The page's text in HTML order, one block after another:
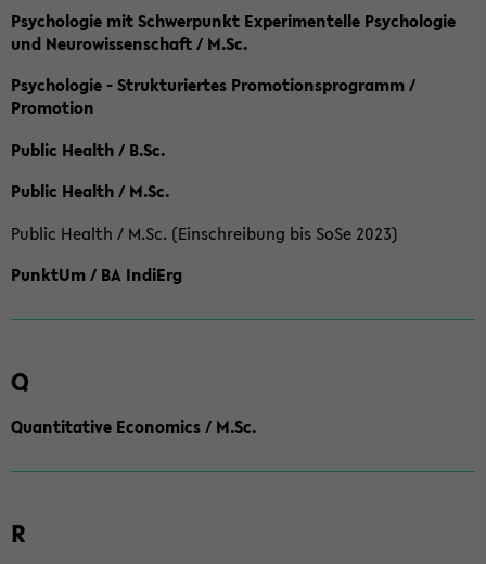
Psychologie mit Schwerpunkt Experimentelle Psychologie
und Neurowissenschaft / M.Sc.
Psychologie - Strukturiertes Promotionsprogramm /
Promotion
Public Health / B.Sc.
Public Health / M.Sc.
Public Health / M.Sc. (Einschreibung bis SoSe 2023)
PunktUm / BA IndiErg
Q
Quantitative Economics / M.Sc.
R